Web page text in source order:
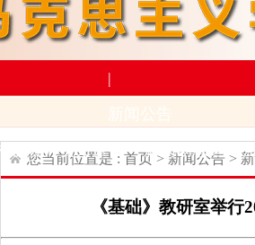
设置师资力量
|
新闻动态 通知
您当前位置是 : 首页> 新闻公告>
《基础》教研室举